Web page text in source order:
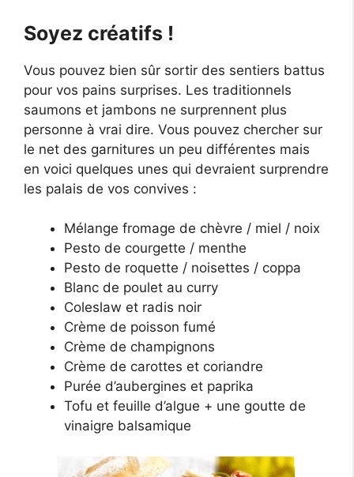
Soyez créatifs !
Vous pouvez bien sûr sortir des sentiers battus
pour vos pains surprises. Les traditionnels
saumons et jambons ne surprennent plus
personne à vrai dire. Vous pouvez chercher sur
le net des garnitures un peu différentes mais
en voici quelques unes qui devraient surprendre
les palais de vos convives :
Mélange fromage de chèvre / miel / noix
Pesto de courgette / menthe
Pesto de roquette / noisettes / coppa
Blanc de poulet au curry
Coleslaw et radis noir
Crème de poisson fumé
Crème de champignons
Crème de carottes et coriandre
Purée d’aubergines et paprika
Tofu et feuille d’algue + une goutte de
vinaigre balsamique